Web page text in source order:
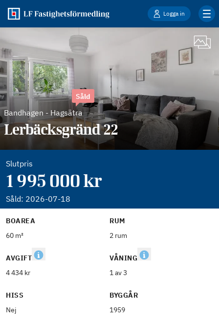
Logga in
Bandhagen - Hagsätra
Såld
Lerbäcksgränd 22
Slutpris
1 995 000 kr
Såld: 2026-07-18
BOAREA
60 m²
RUM
2 rum
AVGIFT
4 434 kr
VÅNING
1 av 3
HISS
Nej
BYGGÅR
1959